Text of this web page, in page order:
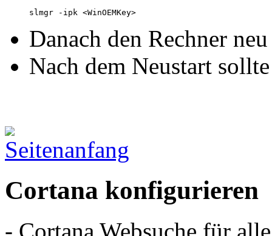
slmgr -ipk <WinOEMKey>
Danach den Rechner
Nach dem Neustart
Cortana konfigurieren
- Cortana Websuche für